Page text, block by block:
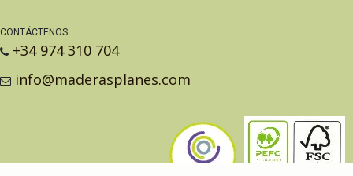
CONTÁCTENOS
+34 974 310 704
info@maderasplanes.com